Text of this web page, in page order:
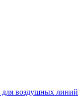
воздушных линий